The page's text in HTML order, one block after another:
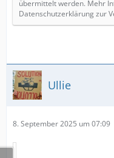
übermittelt werden. Mehr
Datenschutzerklärung zur
Ullie
8. September 2025 um 07:09